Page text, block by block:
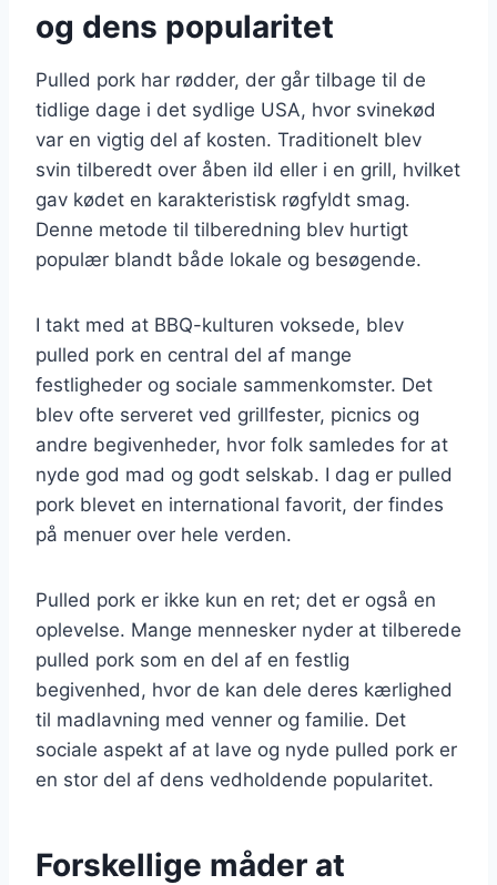
og dens popularitet
Pulled pork har rødder, der går tilbage til de
tidlige dage i det sydlige USA, hvor svinekød
var en vigtig del af kosten. Traditionelt blev
svin tilberedt over åben ild eller i en grill, hvilket
gav kødet en karakteristisk røgfyldt smag.
Denne metode til tilberedning blev hurtigt
populær blandt både lokale og besøgende.
I takt med at BBQ-kulturen voksede, blev
pulled pork en central del af mange
festligheder og sociale sammenkomster. Det
blev ofte serveret ved grillfester, picnics og
andre begivenheder, hvor folk samledes for at
nyde god mad og godt selskab. I dag er pulled
pork blevet en international favorit, der findes
på menuer over hele verden.
Pulled pork er ikke kun en ret; det er også en
oplevelse. Mange mennesker nyder at tilberede
pulled pork som en del af en festlig
begivenhed, hvor de kan dele deres kærlighed
til madlavning med venner og familie. Det
sociale aspekt af at lave og nyde pulled pork er
en stor del af dens vedholdende popularitet.
Forskellige måder at